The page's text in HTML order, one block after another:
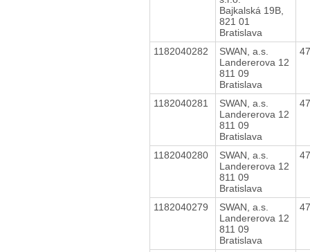
Bajkalská 19B,
821 01
Bratislava
1182040282
SWAN, a.s.
Landererova 12
811 09
Bratislava
1182040281
SWAN, a.s.
Landererova 12
811 09
Bratislava
1182040280
SWAN, a.s.
Landererova 12
811 09
Bratislava
1182040279
SWAN, a.s.
Landererova 12
811 09
Bratislava